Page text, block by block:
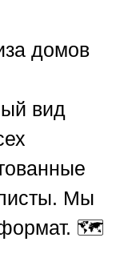
домов
вид
Мы
формат. 🗺️